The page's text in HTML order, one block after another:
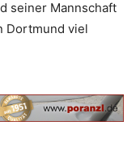
seiner Mannschaft
Dortmund viel